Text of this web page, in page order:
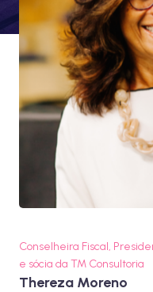
Conselheira Fiscal,
e sócia da TM Consultoria
Thereza Moreno